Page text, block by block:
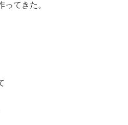
てきた。